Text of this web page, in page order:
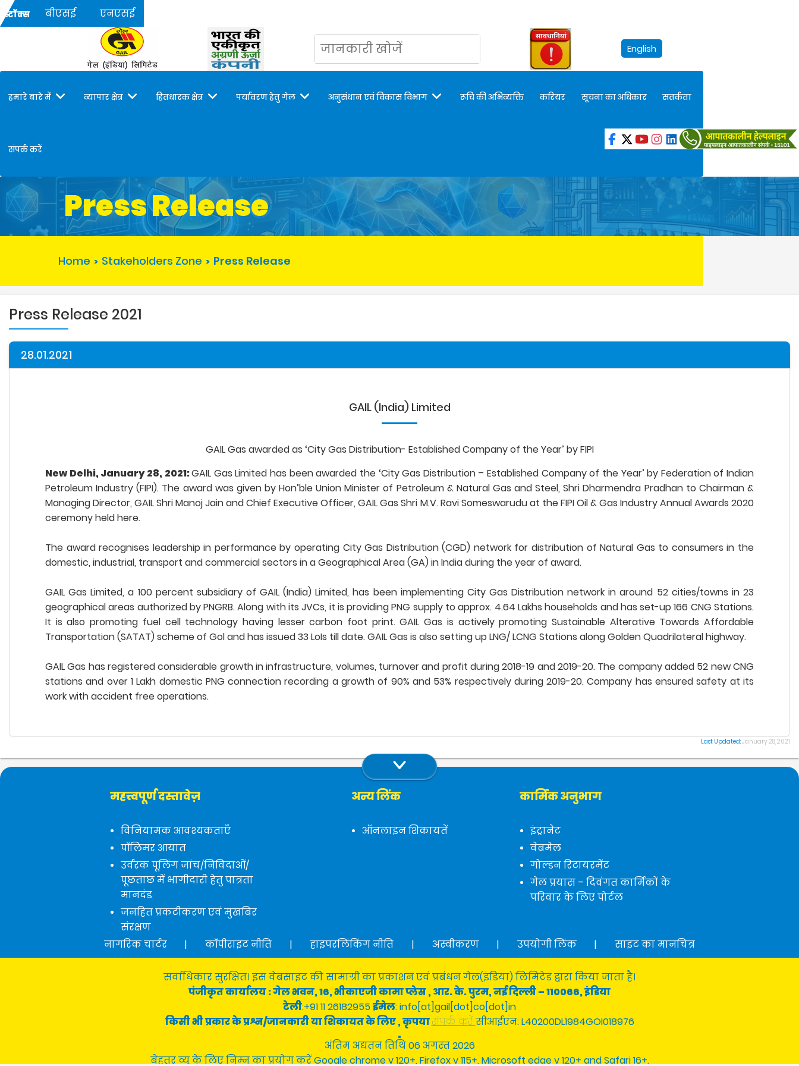
स्टॉक्स बीएसई एनएसई
English
हमारे बारे में व्यापार क्षेत्र हितधारक क्षेत्र पर्यावरण हेतु गेल अनुसंधान एवं विकास विभाग रूचि की अभिव्यक्ति करियर सूचना का अधिकार सतर्कता
संपर्क करें
Press Release
Home > Stakeholders Zone > Press Release
Press Release 2021
28.01.2021
GAIL (India) Limited
GAIL Gas awarded as ‘City Gas Distribution- Established Company of the Year’ by FIPI
New Delhi, January 28, 2021:GAIL Gas Limited has been awarded the ‘City Gas Distribution – Established Company of the Year’ by Federation of Indian
Petroleum Industry (FIPI). The award was given by Hon’ble Union Minister of Petroleum & Natural Gas and Steel, Shri Dharmendra Pradhan to Chairman &
Managing Director, GAIL Shri Manoj Jain and Chief Executive Officer, GAIL Gas Shri M.V. Ravi Someswarudu at the FIPI Oil & Gas Industry Annual Awards 2020
ceremony held here.
The award recognises leadership in performance by operating City Gas Distribution (CGD) network for distribution of Natural Gas to consumers in the
domestic, industrial, transport and commercial sectors in a Geographical Area (GA) in India during the year of award.
GAIL Gas Limited, a 100 percent subsidiary of GAIL (India) Limited, has been implementing City Gas Distribution network in around 52 cities/towns in 23
geographical areas authorized by PNGRB. Along with its JVCs, it is providing PNG supply to approx. 4.64 Lakhs households and has set-up 166 CNG Stations.
It is also promoting fuel cell technology having lesser carbon foot print. GAIL Gas is actively promoting Sustainable Alterative Towards Affordable
Transportation (SATAT) scheme of Gol and has issued 33 LoIs till date. GAIL Gas is also setting up LNG/ LCNG Stations along Golden Quadrilateral highway.
GAIL Gas has registered considerable growth in infrastructure, volumes, turnover and profit during 2018-19 and 2019-20. The company added 52 new CNG
stations and over 1 Lakh domestic PNG connection recording a growth of 90% and 53% respectively during 2019-20. Company has ensured safety at its
work with accident free operations.
Last Updated:January 28, 2021
महत्त्वपूर्ण दस्तावेज़
विनियामक आवश्यकताएँ
पॉलिमर आयात
उर्वरक पूलिंग जांच/निविदाओं/
पूछताछ में भागीदारी हेतु पात्रता
मानदंड
जनहित प्रकटीकरण एवं मुखबिर
संरक्षण
अन्य लिंक
ऑनलाइन शिकायतें
कार्मिक अनुभाग
इंट्रानेट
वेबमेल
गोल्डन रिटायरमेंट
गेल प्रयास – दिवंगत कार्मिकों के
परिवार के लिए पोर्टल
नागरिक चार्टर | कॉपीराइट नीति | हाइपरलिंकिंग नीति | अस्वीकरण | उपयोगी लिंक | साइट का मानचित्र
सर्वाधिकार सुरक्षित। इस वेबसाइट की सामाग्री का प्रकाशन एवं प्रबंधन गेल(इंडिया) लिमिटेड द्वारा किया जाता है।
पंजीकृत कार्यालय : गेल भवन, 16, भीकाएजी कामा प्लेस , आर. के. पुरम, नई दिल्ली – 110066, इंडिया
टेली:+91 11 26182955ईमेल: info[at]gail[dot]co[dot]in
किसी भी प्रकार के प्रश्न/जानकारी या शिकायत के लिए , कृपयासंपर्क करेंसीआईएन: L40200DL1984GOI018976
अंतिम अद्यतन तिथि 06 अगस्त 2026
बेहतर व्यू के लिए निम्न का प्रयोग करें Google chrome v 120+, Firefox v 115+, Microsoft edge v 120+ and Safari 16+.